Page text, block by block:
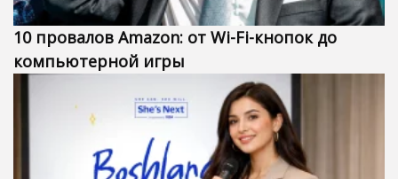
10 провалов Amazon: от Wi-Fi-кнопок до
компьютерной игры